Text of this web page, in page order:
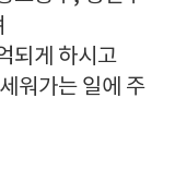
되게 하시고
워가는 일에 주